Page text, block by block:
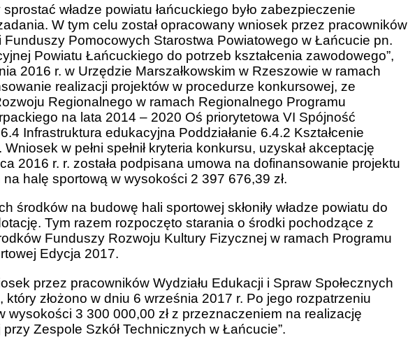
władze powiatu łańcuckiego było zabezpieczenie
W tym celu został opracowany wniosek przez pracowników
Pomocowych Starostwa Powiatowego w Łańcucie pn.
Powiatu Łańcuckiego do potrzeb kształcenia zawodowego”,
2016 r. w Urzędzie Marszałkowskim w Rzeszowie w ramach
realizacji projektów w procedurze konkursowej, ze
Regionalnego w ramach Regionalnego Programu
na lata 2014 – 2020 Oś priorytetowa VI Spójność
Infrastruktura edukacyjna Poddziałanie 6.4.2 Kształcenie
w pełni spełnił kryteria konkursu, uzyskał akceptację
2016 r. r. została podpisana umowa na dofinansowanie projektu
halę sportową w wysokości 2 397 676,39 zł.
środków na budowę hali sportowej skłoniły władze powiatu do
Tym razem rozpoczęto starania o środki pochodzące z
Funduszy Rozwoju Kultury Fizycznej w ramach Programu
Edycja 2017.
przez pracowników Wydziału Edukacji i Spraw Społecznych
złożono w dniu 6 września 2017 r. Po jego rozpatrzeniu
wysokości 3 300 000,00 zł z przeznaczeniem na realizację
Zespole Szkół Technicznych w Łańcucie”.